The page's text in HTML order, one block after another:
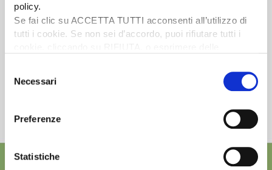
policy.
Se fai clic su ACCETTA TUTTI acconsenti all’utilizzo di
tutti i cookie. Se non sei d’accordo, puoi rifiutare tutti i
desideri accettare e cliccando ACCETTA SELEZIONATI.
delNecessari
Preferenze
Statistiche